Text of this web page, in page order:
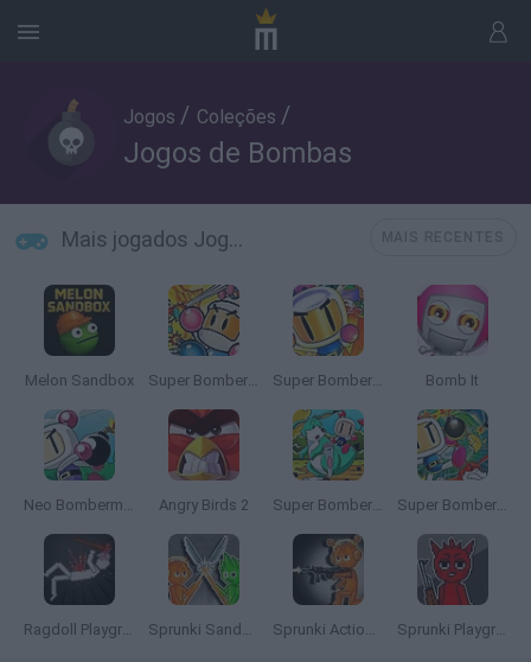
Jogos / Coleções /
Jogos de Bombas
Mais jogados Jogos de Bombas
Melon Sandbox Super Bomberman Super Bomberman 4 Bomb It
Neo Bomberman Angry Birds 2 Super Bomberman 3 Super Bomberman 5
Ragdoll Playground Sprunki Sandbox: Ragdoll Playground Mode Sprunki Action Playground: Ragdoll Sandbox Sprunki Playground